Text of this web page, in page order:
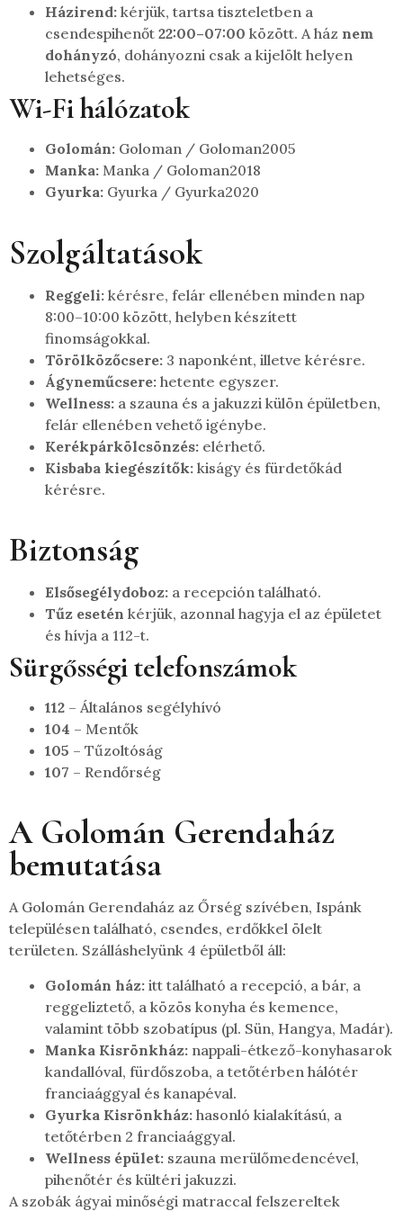
Házirend: kérjük, tartsa tiszteletben a
csendespihenőt 22:00–07:00 között. A ház nem
dohányzó, dohányozni csak a kijelölt helyen
lehetséges.
Wi-Fi hálózatok
Golomán: Goloman / Goloman2005
Manka: Manka / Goloman2018
Gyurka: Gyurka / Gyurka2020
Szolgáltatások
Reggeli: kérésre, felár ellenében minden nap
8:00–10:00 között, helyben készített
finomságokkal.
Törölközőcsere: 3 naponként, illetve kérésre.
Ágyneműcsere: hetente egyszer.
Wellness: a szauna és a jakuzzi külön épületben,
felár ellenében vehető igénybe.
Kerékpárkölcsönzés: elérhető.
Kisbaba kiegészítők: kiságy és fürdetőkád
kérésre.
Biztonság
Elsősegélydoboz: a recepción található.
Tűz esetén kérjük, azonnal hagyja el az épületet
és hívja a 112-t.
Sürgősségi telefonszámok
112 – Általános segélyhívó
104 – Mentők
105 – Tűzoltóság
107 – Rendőrség
A Golomán Gerendaház
bemutatása
A Golomán Gerendaház az Őrség szívében, Ispánk
településen található, csendes, erdőkkel ölelt
területen. Szálláshelyünk 4 épületből áll:
Golomán ház: itt található a recepció, a bár, a
reggeliztető, a közös konyha és kemence,
valamint több szobatípus (pl. Sün, Hangya, Madár).
Manka Kisrönkház: nappali-étkező-konyhasarok
kandallóval, fürdőszoba, a tetőtérben hálótér
franciaággyal és kanapéval.
Gyurka Kisrönkház: hasonló kialakítású, a
tetőtérben 2 franciaággyal.
Wellness épület: szauna merülőmedencével,
pihenőtér és kültéri jakuzzi.
A szobák ágyai minőségi matraccal felszereltek